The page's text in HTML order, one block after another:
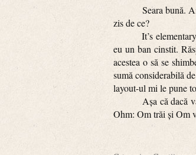
Seara bună. Ai
zis de ce?
It’s elementary
eu un ban cinstit.
acestea o să se
sumă considerabilă
layout-ul mi le pune
Așa că dacă vă
Ohm: Om trăi și Om